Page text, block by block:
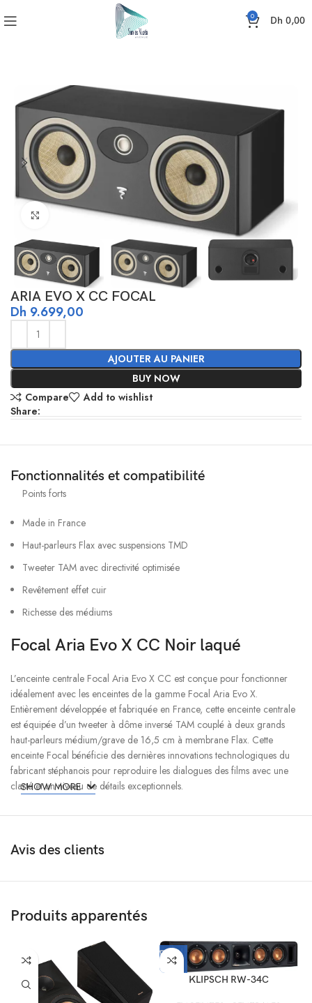
0 Dh 0,00
ENCEINTES
Click to enlarge
ARIA EVO X CC FOCAL
Dh 9.699,00
AJOUTER AU PANIER
BUY NOW
Compare
Add to wishlist
Share:
Fonctionnalités et compatibilité
Points forts
Made in France
Haut-parleurs Flax avec suspensions TMD
Tweeter TAM avec directivité optimisée
Revêtement effet cuir
Richesse des médiums
Focal Aria Evo X CC Noir laqué
L’enceinte centrale Focal Aria Evo X CC est conçue pour fonctionner
idéalement avec les enceintes de la gamme Focal Aria Evo X.
Entièrement développée et fabriquée en France, cette enceinte centrale
est équipée d’un tweeter à dôme inversé TAM couplé à deux grands
haut-parleurs médium/grave de 16,5 cm à membrane Flax. Cette
enceinte Focal bénéficie des dernières innovations technologiques du
fabricant stéphanois pour reproduire les dialogues des films avec une
clarté et un niveau de détails exceptionnels.
Une gamme complète
Une décennie après le lancement de la série Focal Aria qui s’est
gamme devenue iconique avec la nouvelle lignée Focal Aria Evo X. Ces
dernières avancées technologiques du fabricant stéphanois et des
innovations majeures pour garantir de grandes émotions musicales et
SHOW MORE
Avis des clients
Produits apparentés
KLIPSCH RW-34C